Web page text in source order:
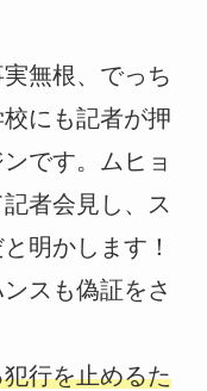
無根、でっち
校にも記者が押
です。ムヒョ
者会見し、ス
明かします！
スも偽証をさ
行を止めるた